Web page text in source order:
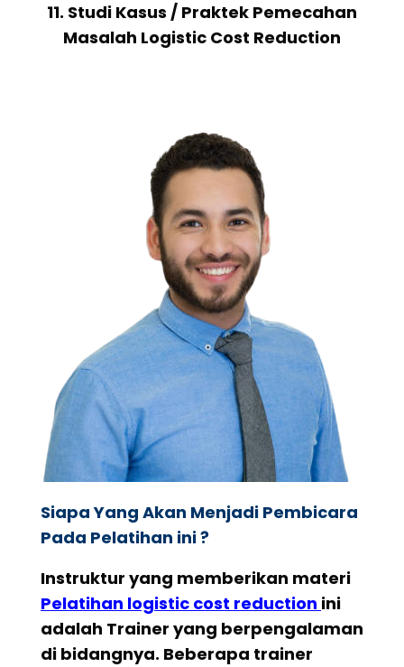
11. Studi Kasus / Praktek Pemecahan
Masalah Logistic Cost Reduction
Siapa Yang Akan Menjadi Pembicara
Pada Pelatihan ini ?
Instruktur yang memberikan materi
Pelatihan logistic cost reduction ini
adalah Trainer yang berpengalaman
di bidangnya. Beberapa trainer